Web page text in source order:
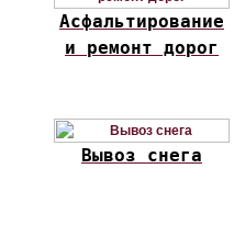
Асфальтирование
и ремонт дорог
Вывоз снега